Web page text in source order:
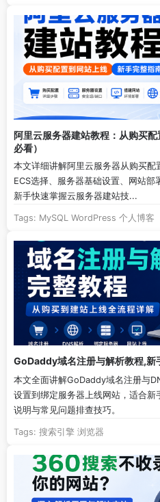
阿里云服务器建站教程：从购买
必看）
本文详细讲解阿里云服务器从购买
ECS选择、服务器基础设置、网站
新手快速掌握云服务器建站技...
Tags: MySQL WordPress 个人博客
GoDaddy域名注册与解析教程,新
本文全面讲解GoDaddy域名注册与
设置到绑定服务器上线网站，适合
说明与常见问题排查技巧。
Tags: 搜索引擎 浏览器